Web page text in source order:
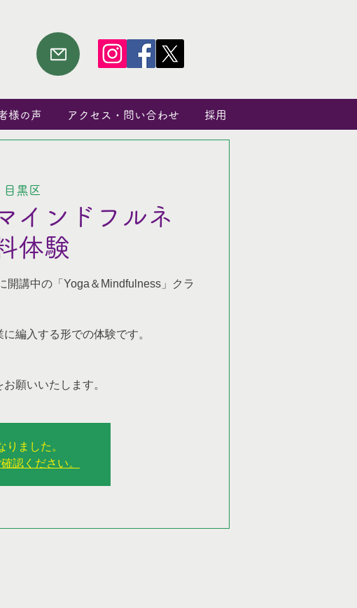
様の声 アクセス・問い合わせ 採用
目黒区
インドフルネ
体験
開講中の「Yoga＆Mindfulness」クラ
編入する形での体験です。
願いいたします。
りました。
認ください。